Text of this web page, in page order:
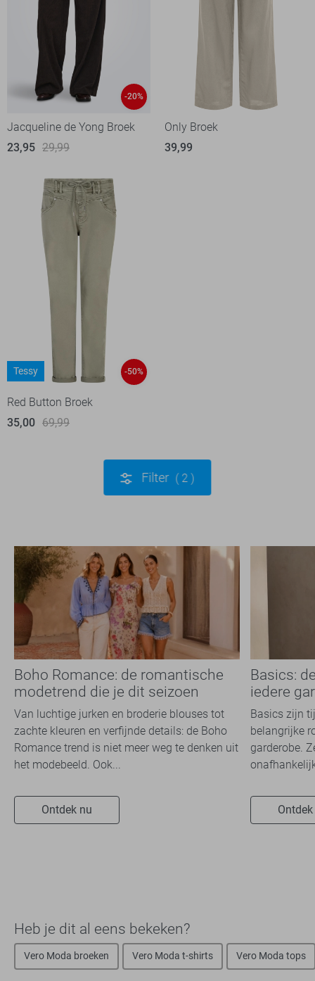
-20%
Jacqueline de Yong Broek
23,95 29,99
Only Broek
39,99
Tessy -50%
Red Button Broek
35,00 69,99
Filter 2
Boho Romance: de romantische
modetrend die je dit seizoen
overal ziet
Van luchtige jurken en broderie blouses tot
zachte kleuren en verfijnde details: de Boho
Romance trend is niet meer weg te denken uit
het modebeeld. Ook...
Ontdek nu
Basics:
iedere
Basics zijn
belangrijke
garderobe.
Heb je dit al eens bekeken?
Vero Moda broeken Vero Moda t-shirts Vero Moda tops